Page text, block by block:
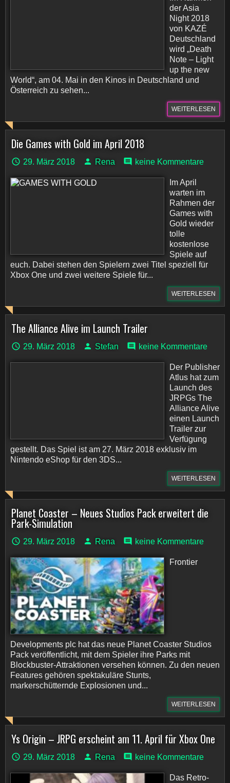
der Asia
Night 2018
von KAZÉ
Deutschland
wird „Death
Note – Light
up the new
World“, am 04. Mai in den Kinos in Deutschland und
Österreich zu sehen...
WEITERLESEN
Die Games with Gold im April 2018
29. März 2018 Rena keine Kommentare
Im April
warten im
Rahmen der
Games with
Gold wieder
tolle
kostenlose
Spiele auf
euch. Dabei stehen den Spielern zwei Titel speziell für
Xbox One und zwei weitere Spiele für...
WEITERLESEN
The Alliance Alive im Launch Trailer
29. März 2018 Stefan keine Kommentare
Der Publisher
Atlus hat zum
Launch des
JRPGs The
Alliance Alive
einen Launch
Trailer zur
Verfügung
gestellt. Das Spiel ist am 27. März 2018 exklusiv im
Nintendo eShop für den 3DS...
WEITERLESEN
Planet Coaster – Neues Studios Pack erweitert die
Park-Simulation
29. März 2018 Rena keine Kommentare
Frontier
Developments plc hat das neue Planet Coaster Studios
Pack veröffentlicht, mit dem Spieler ihre Parks mit
Blockbuster-Attraktionen versehen können. Zu den neuen
Features gehören spektakuläre Stunts,
markerschütternde Explosionen und...
WEITERLESEN
Ys Origin – JRPG erscheint am 11. April für Xbox One
29. März 2018 Rena keine Kommentare
Das Retro-